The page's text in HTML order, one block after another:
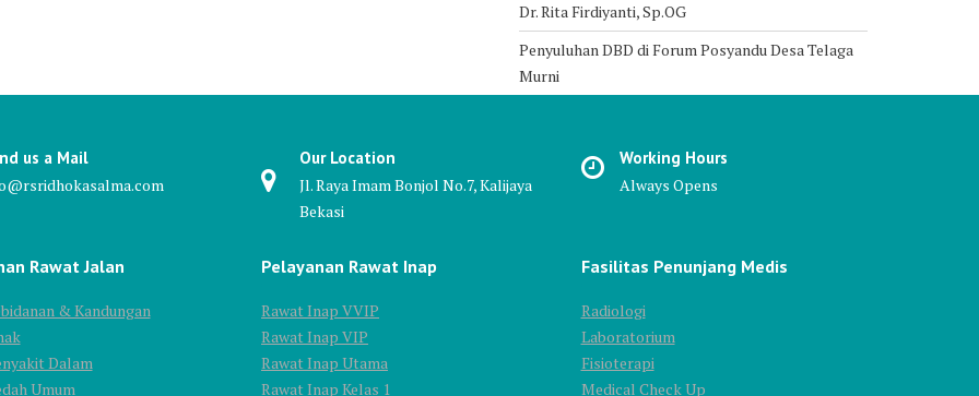
Dr. Rita Firdiyanti, Sp.OG
Penyuluhan DBD di Forum Posyandu Desa Telaga
Murni
us a Mail
Our Location
Jl. Raya Imam Bonjol No.7, Kalijaya
Bekasi
Working Hours
Always Opens
Rawat Jalan
& Kandungan
Dalam
Umum
Pelayanan Rawat Inap
Rawat Inap VVIP
Rawat Inap VIP
Rawat Inap Utama
Rawat Inap Kelas 1
Fasilitas Penunjang Medis
Radiologi
Laboratorium
Fisioterapi
Medical Check Up